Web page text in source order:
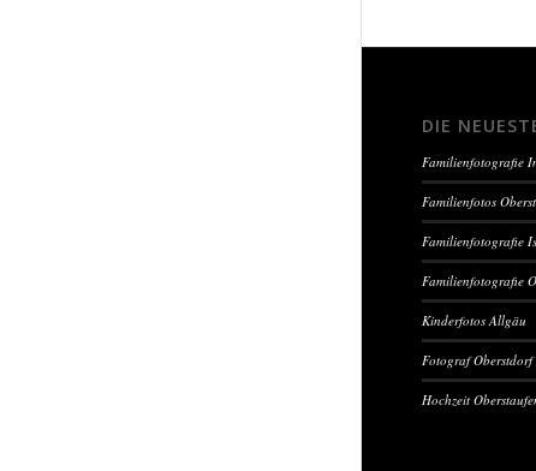
DIE
Familienfotografie
Familienfotos
Familienfotografie
Familienfotografie
Kinderfotos Allgäu
Fotograf Oberstdorf
Hochzeit